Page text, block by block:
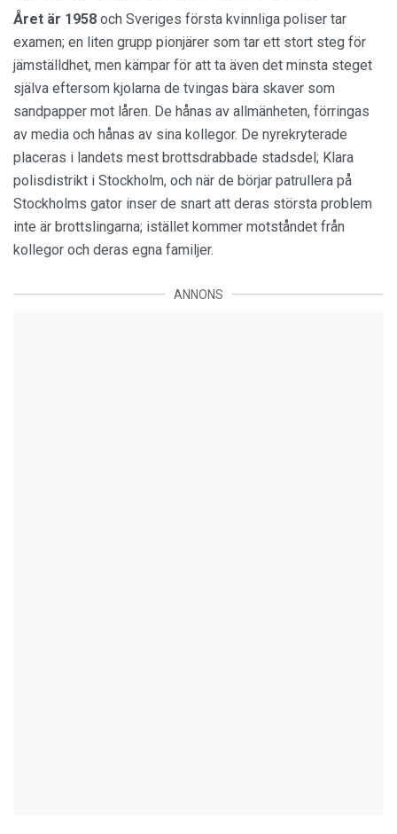
Året är 1958 och Sveriges första kvinnliga poliser tar
examen; en liten grupp pionjärer som tar ett stort steg för
jämställdhet, men kämpar för att ta även det minsta steget
själva eftersom kjolarna de tvingas bära skaver som
sandpapper mot låren. De hånas av allmänheten, förringas
av media och hånas av sina kollegor. De nyrekryterade
placeras i landets mest brottsdrabbade stadsdel; Klara
polisdistrikt i Stockholm, och när de börjar patrullera på
Stockholms gator inser de snart att deras största problem
inte är brottslingarna; istället kommer motståndet från
kollegor och deras egna familjer.
ANNONS